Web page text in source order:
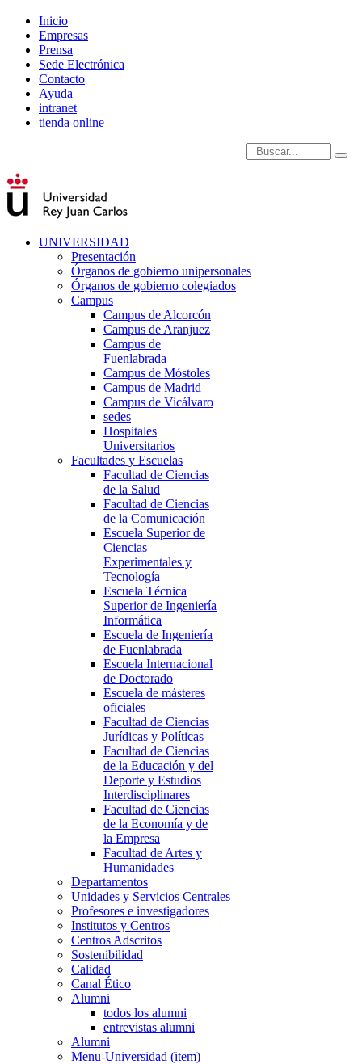
Inicio
Empresas
Prensa
Sede Electrónica
Contacto
Ayuda
intranet
tienda online
Introduce términos de
UNIVERSIDAD
Presentación
Órganos de gobierno unipersonales
Órganos de gobierno colegiados
Campus
Campus de Alcorcón
Campus de Aranjuez
Campus de
Fuenlabrada
Campus de Móstoles
Campus de Madrid
Campus de Vicálvaro
sedes
Hospitales
Universitarios
Facultades y Escuelas
Facultad de Ciencias
de la Salud
Facultad de Ciencias
de la Comunicación
Escuela Superior de
Ciencias
Experimentales y
Tecnología
Escuela Técnica
Superior de Ingeniería
Informática
Escuela de Ingeniería
de Fuenlabrada
Escuela Internacional
de Doctorado
Escuela de másteres
oficiales
Facultad de Ciencias
Jurídicas y Políticas
Facultad de Ciencias
de la Educación y del
Deporte y Estudios
Interdisciplinares
Facultad de Ciencias
de la Economía y de
la Empresa
Facultad de Artes y
Humanidades
Departamentos
Unidades y Servicios Centrales
Profesores e investigadores
Institutos y Centros
Centros Adscritos
Sostenibilidad
Calidad
Canal Ético
Alumni
todos los alumni
entrevistas alumni
Alumni
Menu-Universidad (item)